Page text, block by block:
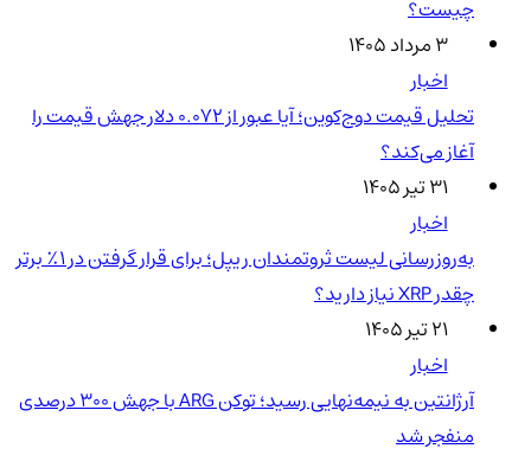
چیست؟
۳ مرداد ۱۴۰۵
اخبار
تحلیل قیمت دوج‌کوین؛ آیا عبور از ۰.۰۷۲ دلار جهش قیمت را
آغاز می‌کند؟
۳۱ تیر ۱۴۰۵
اخبار
به‌روزرسانی لیست ثروتمندان ریپل؛ برای قرار گرفتن در ۱٪ برتر
چقدر XRP نیاز دارید؟
۲۱ تیر ۱۴۰۵
اخبار
آرژانتین به نیمه‌نهایی رسید؛ توکن ARG با جهش ۳۰۰ درصدی
منفجر شد